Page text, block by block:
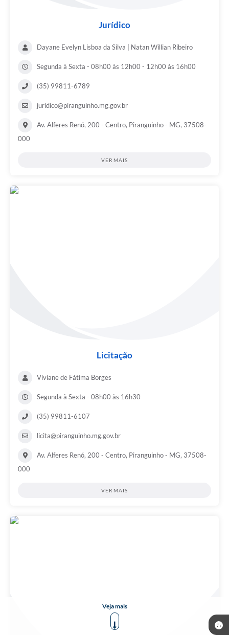
Jurídico
Dayane Evelyn Lisboa da Silva | Natan Willian Ribeiro
Segunda à Sexta - 08h00 às 12h00 - 12h00 às 16h00
(35) 99811-6789
juridico@piranguinho.mg.gov.br
Av. Alferes Renó, 200 - Centro, Piranguinho - MG, 37508-
000
VER MAIS
Licitação
Viviane de Fátima Borges
Segunda à Sexta - 08h00 às 16h30
(35) 99811-6107
licita@piranguinho.mg.gov.br
Av. Alferes Renó, 200 - Centro, Piranguinho - MG, 37508-
000
VER MAIS
Veja mais